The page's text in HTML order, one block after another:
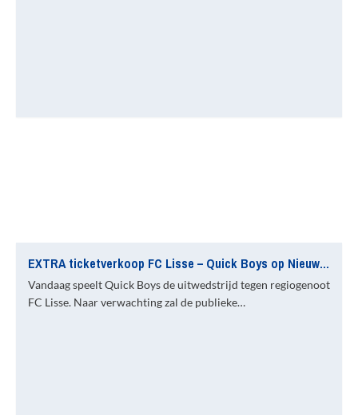
EXTRA ticketverkoop FC Lisse – Quick Boys op Nieuw Zuid
Vandaag speelt Quick Boys de uitwedstrijd tegen regiogenoot
FC Lisse. Naar verwachting zal de publieke…